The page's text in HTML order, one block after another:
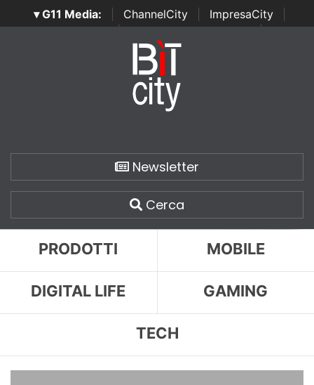
▾ G11 Media: ChannelCity ImpresaCity
SecurityOpenLab | Italian Channel Awards | Italian
Italian Security Awards
Newsletter
Cerca
PRODOTTI MOBILE
DIGITAL LIFE GAMING
TECH